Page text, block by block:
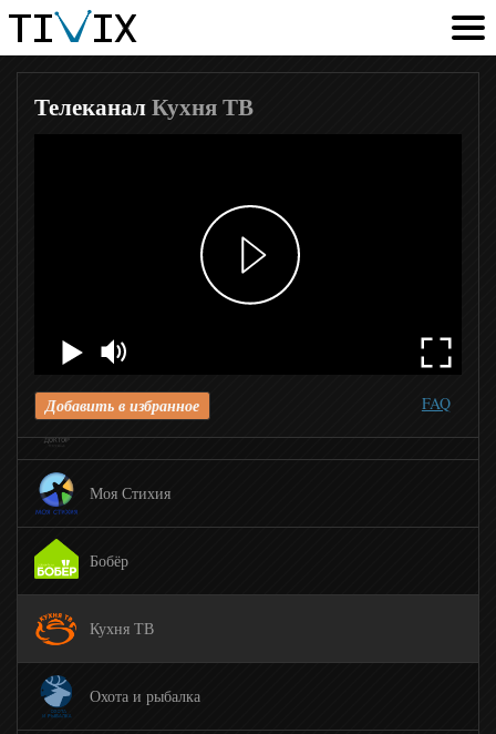
ТелеканалКухня ТВ
Добавить в избранное FAQ
Культура
Дикий
Доктор
Моя Стихия
Бобёр
Кухня ТВ
Охота и рыбалка